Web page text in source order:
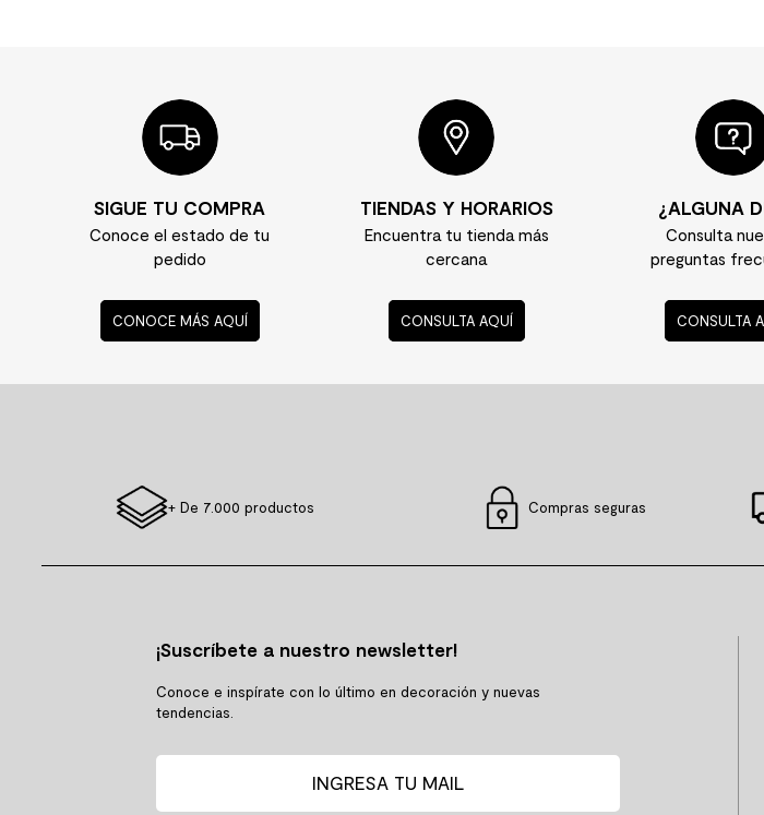
SIGUE TU COMPRA
Conoce el estado de tu
pedido
CONOCE MÁS AQUÍ
TIENDAS Y HORARIOS
Encuentra tu tienda más
cercana
CONSULTA AQUÍ
¿ALGUNA
Consulta
preguntas
CONSULTA
+ De 7.000 productos Compras seguras
¡Suscríbete a nuestro newsletter!
Conoce e inspírate con lo último en decoración y nuevas
tendencias.